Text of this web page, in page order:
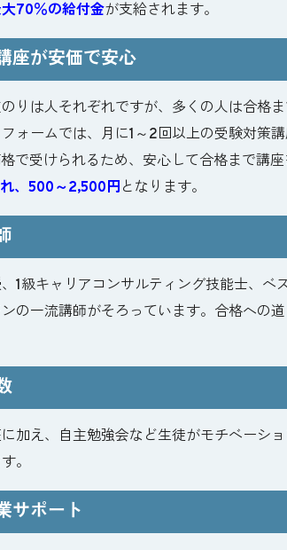
70％の給付金が支給されます。
座が安価で安心
りは人それぞれですが、多くの人は合格
ォームでは、月に1～2回以上の受験対策
で受けられるため、安心して合格まで講座
、500～2,500円 となります。
1級キャリアコンサルティング技能士、ベ
の一流講師がそろっています。合格への
加え、自主勉強会など生徒がモチベーシ
。
サポート